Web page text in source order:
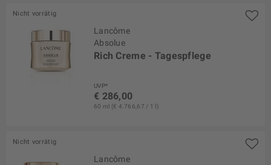
Nicht vorrätig
Lancôme
Absolue
Rich Creme - Tagespflege
UVP*
€ 286,00
60 ml (€ 4.766,67 / 1 l)
Nicht vorrätig
Lancôme